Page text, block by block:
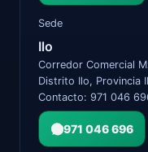
Sede
Ilo
Corredor Comercial
Distrito Ilo, Provincia
Contacto: 971 046
971 046 696